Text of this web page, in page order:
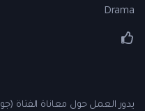
Drama
يدور العمل حول معاناة الفتاة